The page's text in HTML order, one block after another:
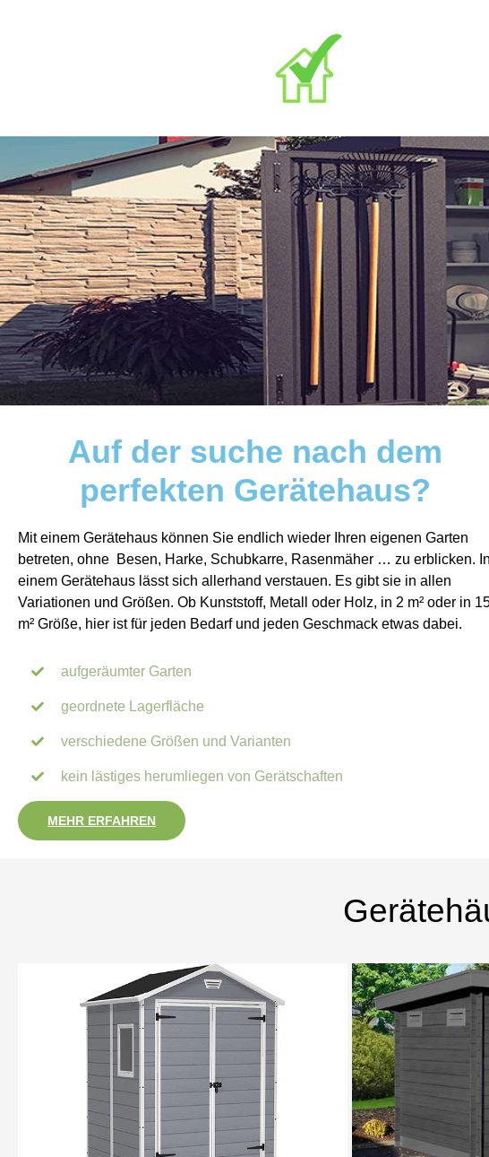
Auf der suche nach dem
perfekten Gerätehaus?
Mit einem Gerätehaus können Sie endlich wieder Ihren eigenen Garten
betreten, ohne Besen, Harke, Schubkarre, Rasenmäher … zu erblicken. In
einem Gerätehaus lässt sich allerhand verstauen. Es gibt sie in allen
Variationen und Größen. Ob Kunststoff, Metall oder Holz, in 2 m² oder in
m² Größe, hier ist für jeden Bedarf und jeden Geschmack etwas dabei.
aufgeräumter Garten
geordnete Lagerfläche
verschiedene Größen und Varianten
kein lästiges herumliegen von Gerätschaften
MEHR ERFAHREN